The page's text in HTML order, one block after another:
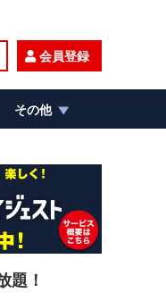
会員登録
その他
題！